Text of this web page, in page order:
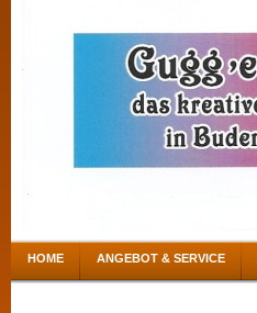
HOME ANGEBOT & SERVICE